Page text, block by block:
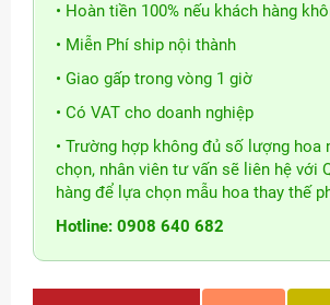
• Hoàn tiền 100% nếu khách hàng
• Miễn Phí ship nội thành
• Giao gấp trong vòng 1 giờ
• Có VAT cho doanh nghiệp
• Trường hợp không đủ số lượng hoa
chọn, nhân viên tư vấn sẽ liên hệ với
hàng để lựa chọn mẫu hoa thay thế
Hotline: 0908 640 682